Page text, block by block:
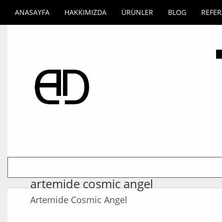
ANASAYFA HAKKIMIZDA ÜRÜNLER BLOG
artemide cosmic angel
Artemide Cosmic Angel